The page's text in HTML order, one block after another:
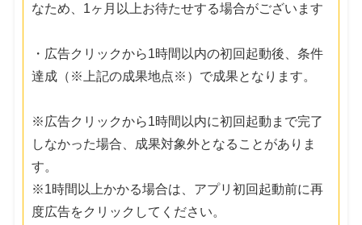
なため、1ヶ月以上お待たせする場合がございます
・広告クリックから1時間以内の初回起動後、条件
達成（※上記の成果地点※）で成果となります。
※広告クリックから1時間以内に初回起動まで完了
しなかった場合、成果対象外となることがありま
す。
※1時間以上かかる場合は、アプリ初回起動前に再
度広告をクリックしてください。